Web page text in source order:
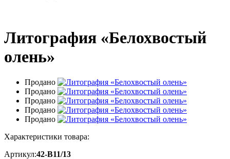
Литография «Белохвостый
олень»
Продано
Продано
Продано
Продано
Продано
Характеристики товара:
Артикул:42-В11/13